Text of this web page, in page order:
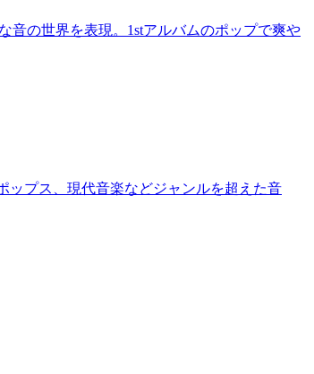
音の世界を表現。1stアルバムのポップで爽や
ップス、現代音楽などジャンルを超えた音